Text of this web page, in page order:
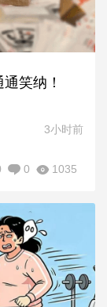
笑纳！
3小时前
1035
0